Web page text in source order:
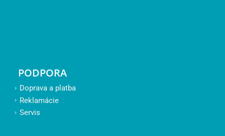
PODPORA
Doprava a platba
Reklamácie
Servis